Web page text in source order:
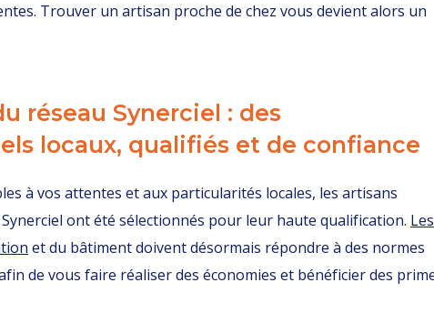
Trouver un artisan proche de chez vous devient alors un
réseau Synerciel : des
locaux, qualifiés et de confiance
à vos attentes et aux particularités locales, les artisans
ont été sélectionnés pour leur haute qualification. Les
et du bâtiment doivent désormais répondre à des normes
de vous faire réaliser des économies et bénéficier des